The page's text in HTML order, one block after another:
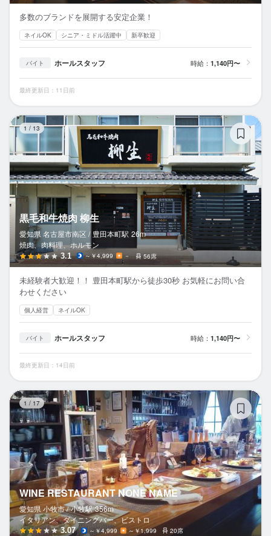
多数のブランドを展開する安定企業！
ネイルOK シニア・ミドル活躍中 新卒歓迎
バイト ホールスタッフ 時給： 1,140円〜
最終更新日：11日前
1 / 13
黒毛和牛焼肉 柳生
愛知県 名古屋市南区 / 豊田本町駅 26m
焼肉、肉料理、ホルモン
3.1 ～￥4,999 － 56席
未経験者大歓迎！！ 豊田本町駅から徒歩30秒 お気軽にお問い合
わせください
個人経営 ネイルOK
バイト ホールスタッフ 時給： 1,140円〜
最終更新日：14日前
1 / 17
WINE RESTAURANT NONE NAME
愛知県 小牧市 / 小牧駅 356m
イタリアン、ダイニングバー、ビストロ
3.07 ～￥4,999 ～￥1,999 20席